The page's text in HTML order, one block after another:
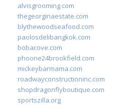
alvisgrooming.com
thegeorginaestate.com
blythewoodseafood.com
paolosdelibangkok.com
bobacove.com
phoone24brookfield.com
mickeybarmama.com
roadwayconstructioninc.com
shopdragonflyboutique.com
sportszilla.org